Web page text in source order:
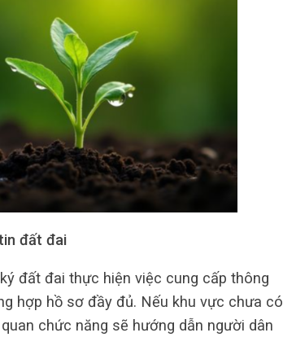
đất đai
đất đai thực hiện việc cung cấp thông
hợp hồ sơ đầy đủ. Nếu khu vực chưa có
chức năng sẽ hướng dẫn người dân